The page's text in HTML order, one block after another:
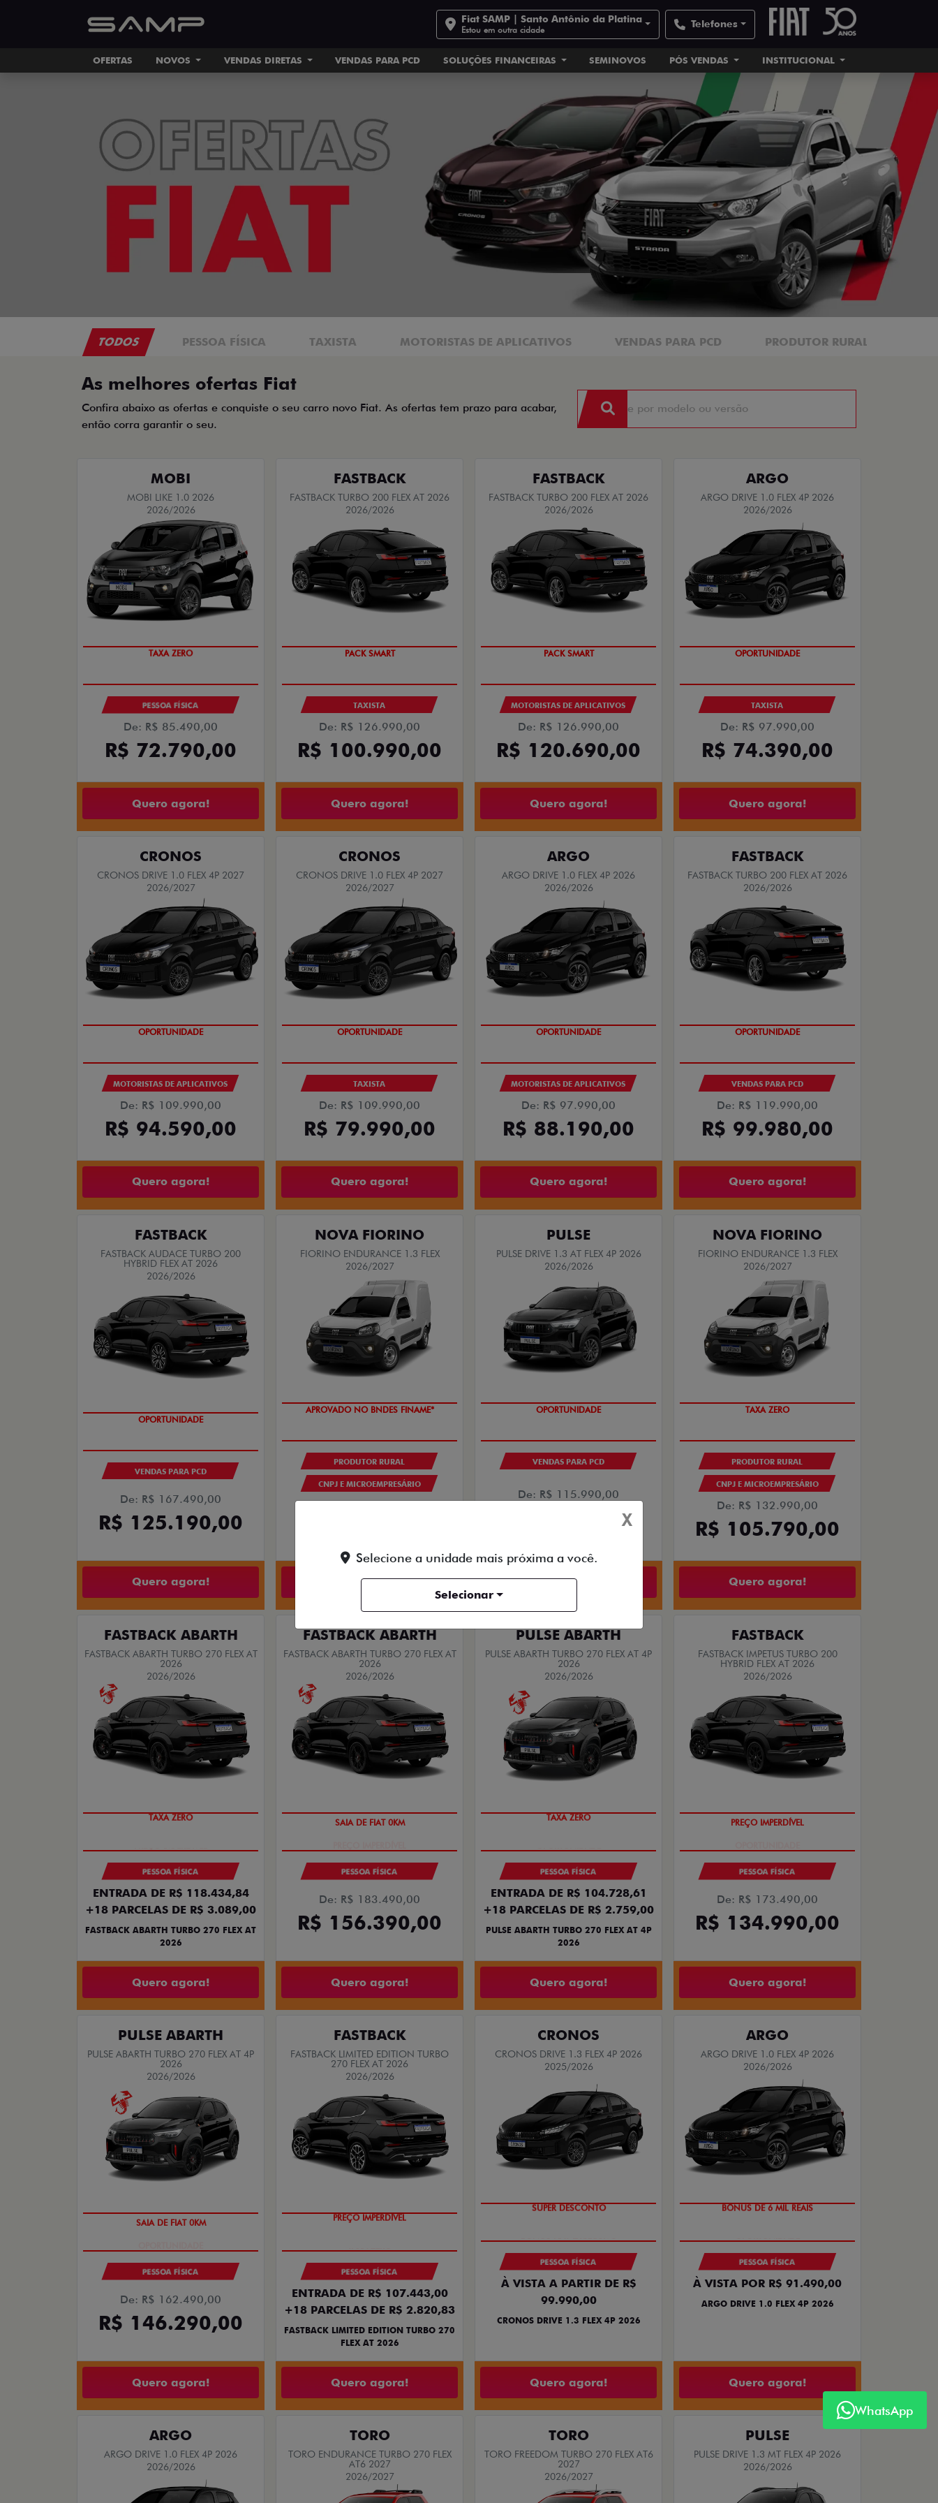
Fiat SAMP | Santo Antônio da Platina
Estou em outra cidade Telefones
OFERTAS NOVOS VENDAS DIRETAS VENDAS PARA PCD SOLUÇÕES FINANCEIRAS SEMINOVOS PÓS VENDAS INSTITUCIONAL
TODOS PESSOA FÍSICA TAXISTA MOTORISTAS DE APLICATIVOS VENDAS PARA PCD PRODUTOR RURAL
As melhores ofertas Fiat
Confira abaixo as ofertas e conquiste o seu carro novo Fiat. As ofertas tem prazo para acabar,
então corra garantir o seu.
MOBI
MOBI LIKE 1.0 2026
2026/2026
TAXA ZERO
PESSOA FÍSICA
De: R$ 85.490,00
R$ 72.790,00
Quero agora!
FASTBACK
FASTBACK TURBO 200 FLEX AT 2026
2026/2026
PACK SMART
TAXISTA
De: R$ 126.990,00
R$ 100.990,00
Quero agora!
FASTBACK
FASTBACK TURBO 200 FLEX AT 2026
2026/2026
PACK SMART
MOTORISTAS DE APLICATIVOS
De: R$ 126.990,00
R$ 120.690,00
Quero agora!
ARGO
ARGO DRIVE 1.0 FLEX 4P 2026
2026/2026
OPORTUNIDADE
TAXISTA
De: R$ 97.990,00
R$ 74.390,00
Quero agora!
CRONOS
CRONOS DRIVE 1.0 FLEX 4P 2027
2026/2027
OPORTUNIDADE
MOTORISTAS DE APLICATIVOS
De: R$ 109.990,00
R$ 94.590,00
Quero agora!
CRONOS
CRONOS DRIVE 1.0 FLEX 4P 2027
2026/2027
OPORTUNIDADE
TAXISTA
De: R$ 109.990,00
R$ 79.990,00
Quero agora!
ARGO
ARGO DRIVE 1.0 FLEX 4P 2026
2026/2026
OPORTUNIDADE
MOTORISTAS DE APLICATIVOS
De: R$ 97.990,00
R$ 88.190,00
Quero agora!
FASTBACK
FASTBACK TURBO 200 FLEX AT 2026
2026/2026
OPORTUNIDADE
VENDAS PARA PCD
De: R$ 119.990,00
R$ 99.980,00
Quero agora!
FASTBACK
FASTBACK AUDACE TURBO 200
HYBRID FLEX AT 2026
2026/2026
OPORTUNIDADE
VENDAS PARA PCD
De: R$ 167.490,00
R$ 125.190,00
Quero agora!
NOVA FIORINO
FIORINO ENDURANCE 1.3 FLEX
2026/2027
APROVADO NO BNDES FINAME*
PRODUTOR RURAL
CNPJ E MICROEMPRESÁRIO
De: R$ 132.990,00
Quero agora!
PULSE
PULSE DRIVE 1.3 AT FLEX 4P 2026
2026/2026
OPORTUNIDADE
VENDAS PARA PCD
De: R$ 115.990,00
R$ 98.890,00
Quero agora!
NOVA FIORINO
FIORINO ENDURANCE 1.3 FLEX
2026/2027
TAXA ZERO
PRODUTOR RURAL
CNPJ E MICROEMPRESÁRIO
De: R$ 132.990,00
R$ 105.790,00
Quero agora!
FASTBACK ABARTH
FASTBACK ABARTH TURBO 270 FLEX AT
2026
2026/2026
TAXA ZERO
PESSOA FÍSICA
ENTRADA DE R$ 118.434,84
+18 PARCELAS DE R$ 3.089,00
FASTBACK ABARTH TURBO 270 FLEX AT
2026
Quero agora!
FASTBACK ABARTH
FASTBACK ABARTH TURBO 270 FLEX AT
2026
2026/2026
SAIA DE FIAT 0KM
PESSOA FÍSICA
De: R$ 183.490,00
R$ 156.390,00
Quero agora!
PULSE ABARTH
PULSE ABARTH TURBO 270 FLEX AT 4P
2026
2026/2026
TAXA ZERO
PESSOA FÍSICA
ENTRADA DE R$ 104.728,61
+18 PARCELAS DE R$ 2.759,00
PULSE ABARTH TURBO 270 FLEX AT 4P
2026
Quero agora!
FASTBACK
FASTBACK IMPETUS TURBO 200
HYBRID FLEX AT 2026
2026/2026
PREÇO IMPERDÍVEL
PESSOA FÍSICA
De: R$ 173.490,00
R$ 134.990,00
Quero agora!
PULSE ABARTH
PULSE ABARTH TURBO 270 FLEX AT 4P
2026
2026/2026
SAIA DE FIAT 0KM
PESSOA FÍSICA
De: R$ 162.490,00
R$ 146.290,00
Quero agora!
FASTBACK
FASTBACK LIMITED EDITION TURBO
270 FLEX AT 2026
2026/2026
PREÇO IMPERDÍVEL
PESSOA FÍSICA
ENTRADA DE R$ 107.443,00
+18 PARCELAS DE R$ 2.820,83
FASTBACK LIMITED EDITION TURBO 270
FLEX AT 2026
Quero agora!
CRONOS
CRONOS DRIVE 1.3 FLEX 4P 2026
2025/2026
SUPER DESCONTO
PESSOA FÍSICA
À VISTA A PARTIR DE R$
99.990,00
CRONOS DRIVE 1.3 FLEX 4P 2026
Quero agora!
ARGO
ARGO DRIVE 1.0 FLEX 4P 2026
2026/2026
BÔNUS DE 6 MIL REAIS
PESSOA FÍSICA
À VISTA POR R$ 91.490,00
ARGO DRIVE 1.0 FLEX 4P 2026
Quero agora!
ARGO
ARGO DRIVE 1.0 FLEX 4P 2026
2026/2026
TORO
TORO ENDURANCE TURBO 270 FLEX
AT6 2027
2026/2027
TORO
TORO FREEDOM TURBO 270 FLEX AT6
2027
2026/2027
PULSE
PULSE DRIVE 1.3 MT FLEX 4P 2026
2026/2026
WhatsApp
X
Selecione a unidade mais próxima a você.
Selecionar